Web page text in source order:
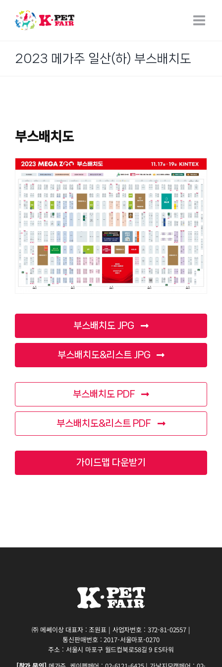
content
2023 메가주 일산(하) 부스배치도
부스배치도
부스배치도 JPG
부스배치도&리스트 JPG
부스배치도 PDF
부스배치도&리스트 PDF
가이드맵 다운받기
㈜ 메쎄이상 대표자 : 조원표 | 사업자번호 : 372-81-02557 |
통신판매번호 : 2017-서울마포-0270
주소 : 서울시 마포구 월드컵북로58길 9 ES타워